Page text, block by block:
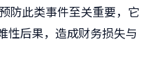
预防此类事件至关重要，它
性后果，造成财务损失与